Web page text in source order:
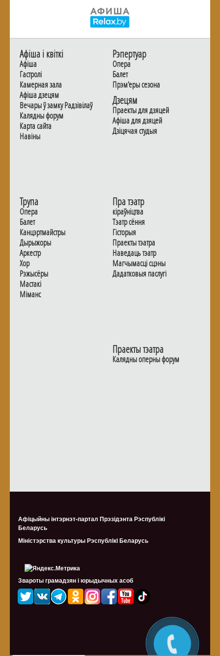
Афiша i квiткi
Афiша
Гастролi
Камерная зала
Афiша дзецям
Вечары ў замку Радзiвiлаў
Калядны форум
Карта сайта
Навiны
Рэпертуар
Опера
Балет
Прэм'еры сезона
Дзецям
Праекты для дзяцей
Афiша для дзяцей
Дзiцячая студыя
Трупа
Опера
Балет
Канцэртмайстры
Дырыжоры
Аркестр
Хор
Рэжысёры
Мастакі
Мiманс
Пра тэатр
кіраўніцтва
Тэатр сёння
Гiсторыя
Праекты тэатра
Наведаць тэатр
Магчымасцi сцэны
Дадаткoвыя паслугi
Праекты тэатра
Калядны оперны форум
Афіцыйны інтэрнэт-партал Прэзідэнта Рэспублікі
Беларусь
Міністэрства культуры Рэспублiкi Беларусь
Звароты грамадзян і юрыдычных асоб